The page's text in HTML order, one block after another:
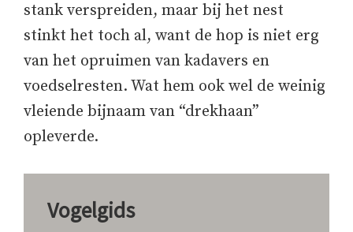
stank verspreiden, maar bij het nest
stinkt het toch al, want de hop is niet erg
van het opruimen van kadavers en
voedselresten. Wat hem ook wel de weinig
vleiende bijnaam van “drekhaan”
opleverde.
Vogelgids